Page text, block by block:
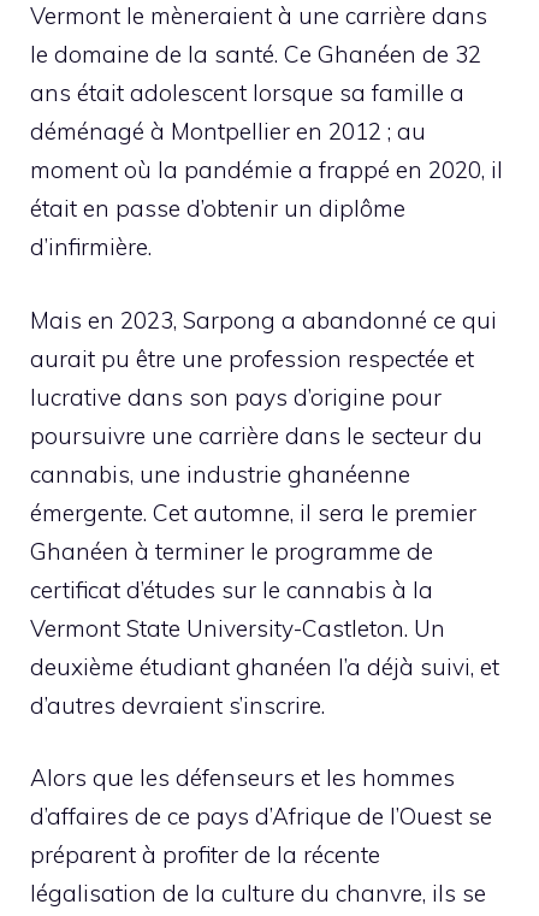
Vermont le mèneraient à une carrière dans
le domaine de la santé. Ce Ghanéen de 32
ans était adolescent lorsque sa famille a
déménagé à Montpellier en 2012 ; au
moment où la pandémie a frappé en 2020, il
était en passe d’obtenir un diplôme
d’infirmière.
Mais en 2023, Sarpong a abandonné ce qui
aurait pu être une profession respectée et
lucrative dans son pays d’origine pour
poursuivre une carrière dans le secteur du
cannabis, une industrie ghanéenne
émergente. Cet automne, il sera le premier
Ghanéen à terminer le programme de
certificat d’études sur le cannabis à la
Vermont State University-Castleton. Un
deuxième étudiant ghanéen l’a déjà suivi, et
d’autres devraient s’inscrire.
Alors que les défenseurs et les hommes
d’affaires de ce pays d’Afrique de l’Ouest se
préparent à profiter de la récente
légalisation de la culture du chanvre, ils se